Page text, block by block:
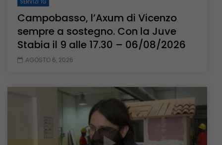
SERVIZI TG
Campobasso, l’Axum di Vicenzo
sempre a sostegno. Con la Juve
Stabia il 9 alle 17.30 – 06/08/2026
AGOSTO 6, 2026